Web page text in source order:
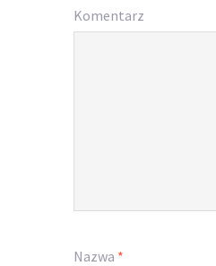
Komentarz
Nazwa *